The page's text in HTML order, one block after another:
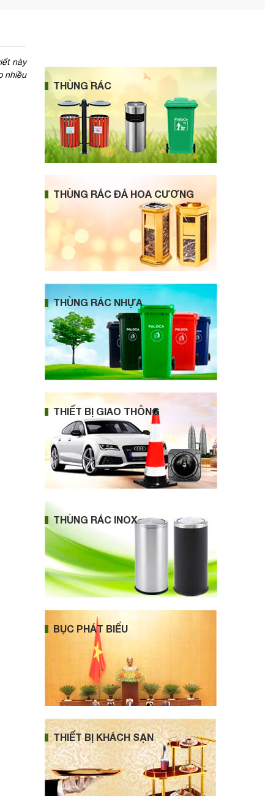
này
nhiều
THÙNG RÁC
THÙNG RÁC ĐÁ HOA CƯƠNG
THÙNG RÁC NHỰA
THIẾT BỊ GIAO THÔNG
THÙNG RÁC INOX
BỤC PHÁT BIỂU
THIẾT BỊ KHÁCH SẠN